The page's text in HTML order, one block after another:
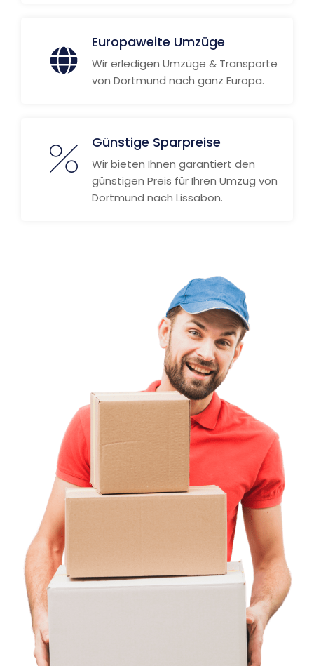
Europaweite Umzüge
Wir erledigen Umzüge & Transporte
von Dortmund nach ganz Europa.
Günstige Sparpreise
Wir bieten Ihnen garantiert den
günstigen Preis für Ihren Umzug von
Dortmund nach Lissabon.